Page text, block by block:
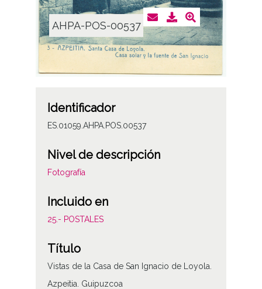
AHPA-POS-00537
Identificador
ES.01059.AHPA.POS.00537
Nivel de descripción
Fotografía
Incluido en
25.- POSTALES
Título
Vistas de la Casa de San Ignacio de Loyola.
Azpeitia. Guipuzcoa